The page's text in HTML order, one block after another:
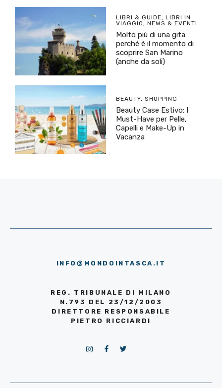
LIBRI & GUIDE, LIBRI IN
VIAGGIO , NEWS & EVENTI
Molto più di una gita:
perché è il momento di
scoprire San Marino
(anche da soli)
BEAUTY, SHOPPING
Beauty Case Estivo: I
Must-Have per Pelle,
Capelli e Make-Up in
Vacanza
INFO@MONDOINTASCA.IT
REG. TRIBUNALE DI MILANO
N.793 DEL 23/12/2003
DIRETTORE RESPONSABILE
PIETRO RICCIARDI